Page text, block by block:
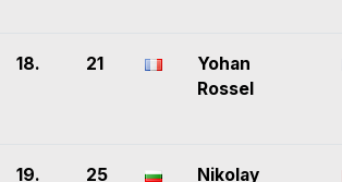
18. 21
Yohan
Rossel
19. 25
Nikolay